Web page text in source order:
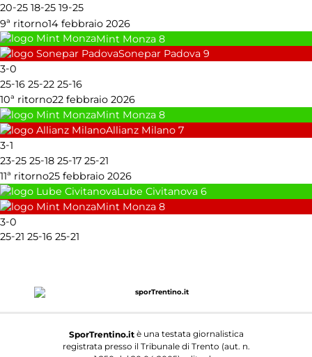
20-25 18-25 19-25
9ª ritorno14 febbraio 2026
Mint Monza 8
Sonepar Padova 9
3-0
25-16 25-22 25-16
10ª ritorno22 febbraio 2026
Mint Monza 8
Allianz Milano 7
3-1
23-25 25-18 25-17 25-21
11ª ritorno25 febbraio 2026
Lube Civitanova 6
Mint Monza 8
3-0
25-21 25-16 25-21
SporTrentino.itè una testata giornalistica
registrata presso il Tribunale di Trento (aut. n.